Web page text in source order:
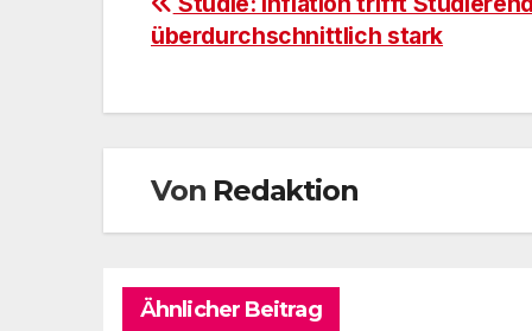
Beitragsnavigation
überdurchschnittlich stark
Von Redaktion
Ähnlicher Beitrag